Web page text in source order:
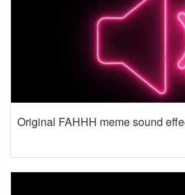
Original FAHHH meme sound